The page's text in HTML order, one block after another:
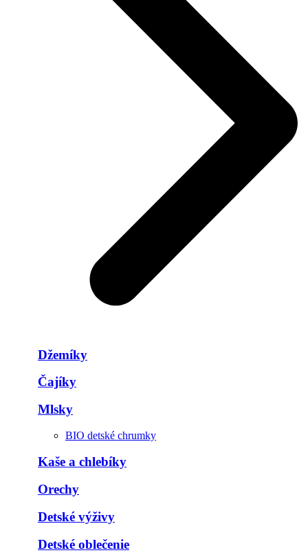
Džemíky
Čajíky
Mlsky
BIO detské chrumky
Kaše a chlebíky
Orechy
Detské výživy
Detské oblečenie